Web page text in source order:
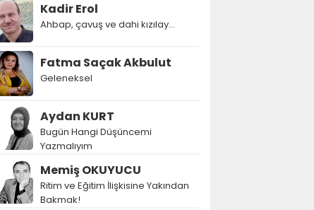
Kadir Erol
Ahbap, çavuş ve dahi kızılay...
Fatma Saçak Akbulut
Geleneksel
Aydan KURT
Bugün Hangi Düşüncemi
Yazmalıyım
Memiş OKUYUCU
Ritim ve Eğitim İlişkisine Yakından
Bakmak!